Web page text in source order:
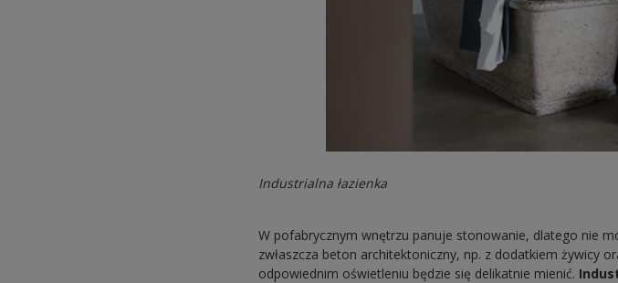
Industrialna łazienka
W pofabrycznym wnętrzu panuje stonowanie, dlatego nie
zwłaszcza beton architektoniczny, np. z dodatkiem żywicy
odpowiednim oświetleniu będzie się delikatnie mienić.